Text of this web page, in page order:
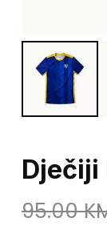
Dječiji
95.00